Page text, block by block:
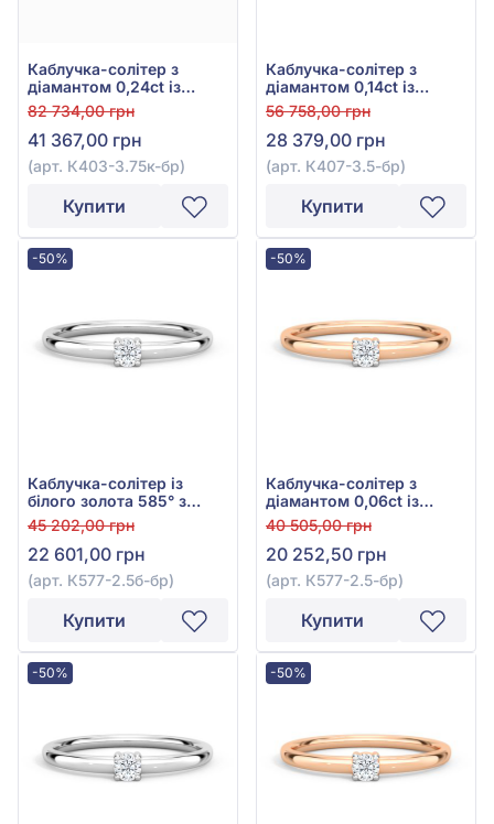
Каблучка-солітер з
діамантом 0,24ct із
червоного золота 585°,
арт. К403-3.75к-бр
82 734,00 грн
41 367,00 грн
(арт. К403-3.75к-бр)
Купити
Каблучка-солітер з
діамантом 0,14ct із
червоного золота 585°,
арт. К407-3.5к-бр
56 758,00 грн
28 379,00 грн
(арт. К407-3.5-бр)
Купити
-50%
Каблучка-солітер із
білого золота 585° з
діамантом 0,065ct, арт.
К577-2.5б-бр
45 202,00 грн
22 601,00 грн
(арт. К577-2.5б-бр)
Купити
-50%
Каблучка-солітер з
діамантом 0,06ct із
червоного золота 585°,
арт. К577-2.5к-бр
40 505,00 грн
20 252,50 грн
(арт. К577-2.5-бр)
Купити
-50% -50%